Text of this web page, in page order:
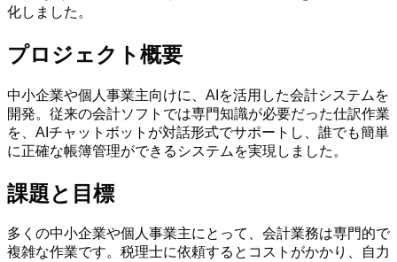
化しました。
プロジェクト概要
中小企業や個人事業主向けに、AIを活用した会計システムを
開発。従来の会計ソフトでは専門知識が必要だった仕訳作業
を、AIチャットボットが対話形式でサポートし、誰でも簡単
に正確な帳簿管理ができるシステムを実現しました。
課題と目標
多くの中小企業や個人事業主にとって、会計業務は専門的で
複雑な作業です。税理士に依頼するとコストがかかり、自力